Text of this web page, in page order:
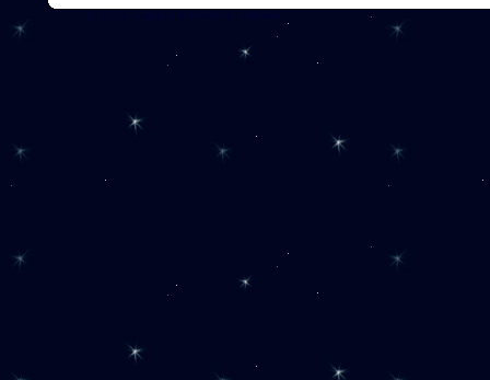
(c) 2011, nogg.se & Christina Lindholm